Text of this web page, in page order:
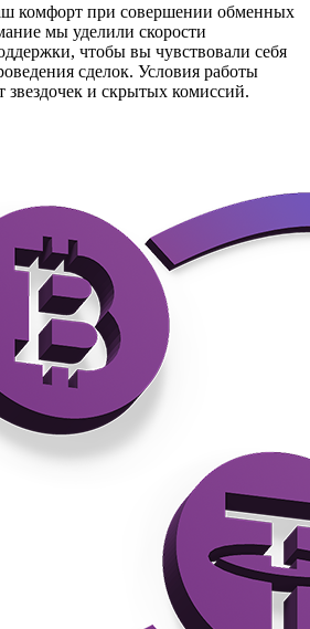
комфорт при совершении обменных
мы уделили скорости
чтобы вы чувствовали себя
сделок. Условия работы
и скрытых комиссий.